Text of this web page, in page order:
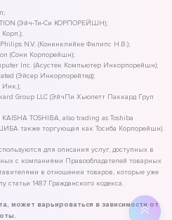
(Эйч-Ти-Си КОРПОРЕЙШН);
N.V. (Конинклийке Филипс Н.В.);
(Сони Корпорейшн);
Inc. (Асустек Компьютер Инкорпорейшн);
(Эйсер Инкорпорейтед);
Инк.);
Group LLC (ЭйчПи Хьюлетт Паккард Груп
TOSHIBA, also trading as Toshiba
также торгующая как Тосиба Корпорейшн).
для описания услуг, доступных в
с компаниями Правообладателей товарных
в отношении товаров, которые уже
статьи 1487 Гражданского кодекса.
может варьироваться в зависимости от